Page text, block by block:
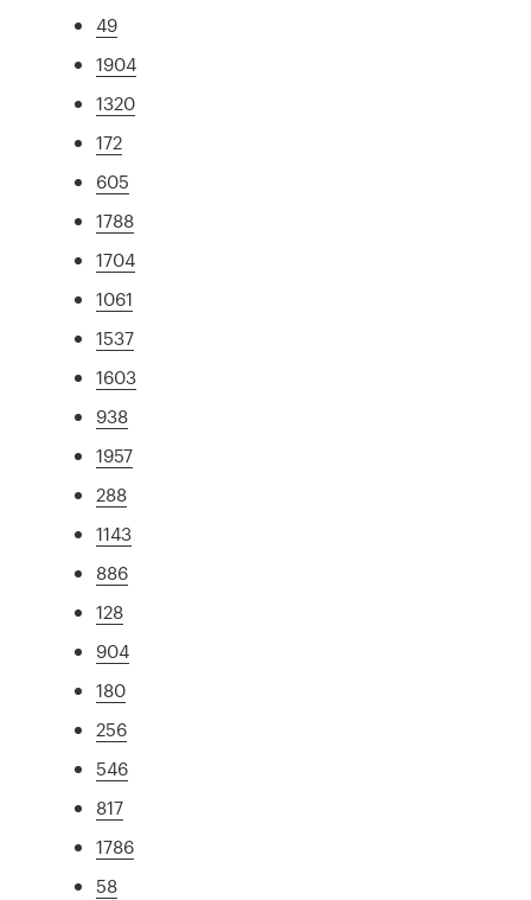
49
1904
1320
172
605
1788
1704
1061
1537
1603
938
1957
288
1143
886
128
904
180
256
546
817
1786
58